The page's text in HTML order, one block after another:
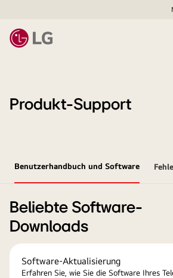
Produkt-Support
Benutzerhandbuch und Software
Beliebte Software-
Downloads
Software-Aktualisierung
Erfahren Sie, wie Sie die Software Ihres